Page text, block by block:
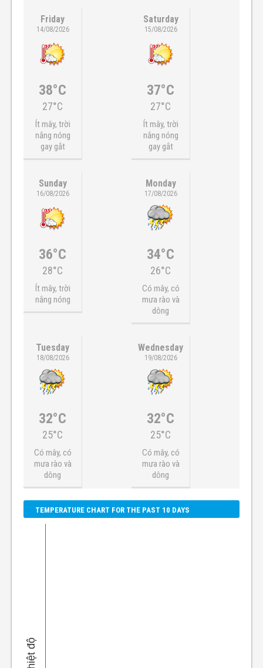
Friday
14/08/2026
38°C
27°C
Ít mây, trời
nắng nóng
gay gắt
Saturday
15/08/2026
37°C
27°C
Ít mây, trời
nắng nóng
gay gắt
Sunday
16/08/2026
36°C
28°C
Ít mây, trời
nắng nóng
Monday
17/08/2026
34°C
26°C
Có mây, có
mưa rào và
dông
Tuesday
18/08/2026
32°C
25°C
Có mây, có
mưa rào và
dông
Wednesday
19/08/2026
32°C
25°C
Có mây, có
mưa rào và
dông
TEMPERATURE CHART FOR THE PAST 10 DAYS